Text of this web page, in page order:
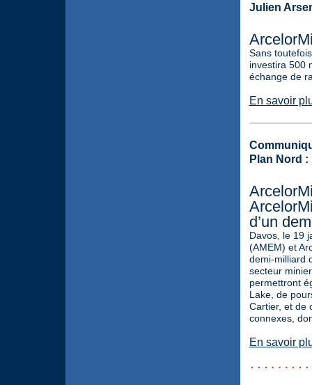
Julien
Sans
investira 500
échange de
En savoir
Plan Nord
d’un
Davos, le 19
(AMEM) et
demi-milliard
secteur
permettront
Lake, de
Cartier, et de
connexes,
En savoir